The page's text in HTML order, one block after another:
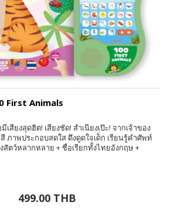
First Animals
สียงสุดฮิต! เสียงชัด! สำเนียงเป๊ะ! จากเจ้าของ
ภาพประกอบสดใส ดึงดูดใจเด็ก เรียนรู้คำศัพท์
สัตว์หลากหลาย + ชื่อเรียกทั้งไทยอังกฤษ +
499.00 THB